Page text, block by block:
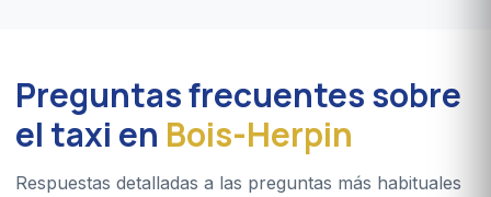
Preguntas frecuentes sobre
el taxi en Bois-Herpin
Respuestas detalladas a las preguntas más habituales